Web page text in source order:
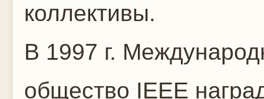
коллективы.
В 1997 г.
общество ІЕЕЕ